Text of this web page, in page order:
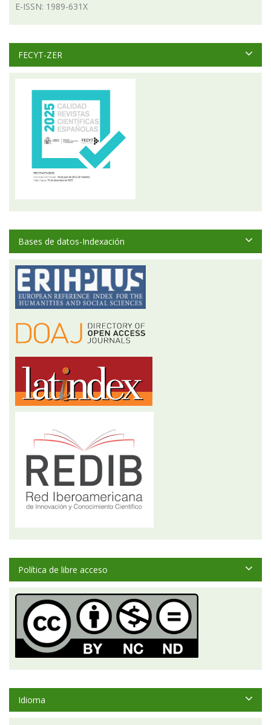
E-ISSN: 1989-631X
FECYT-ZER
Bases de datos-Indexación
Política de libre acceso
Idioma